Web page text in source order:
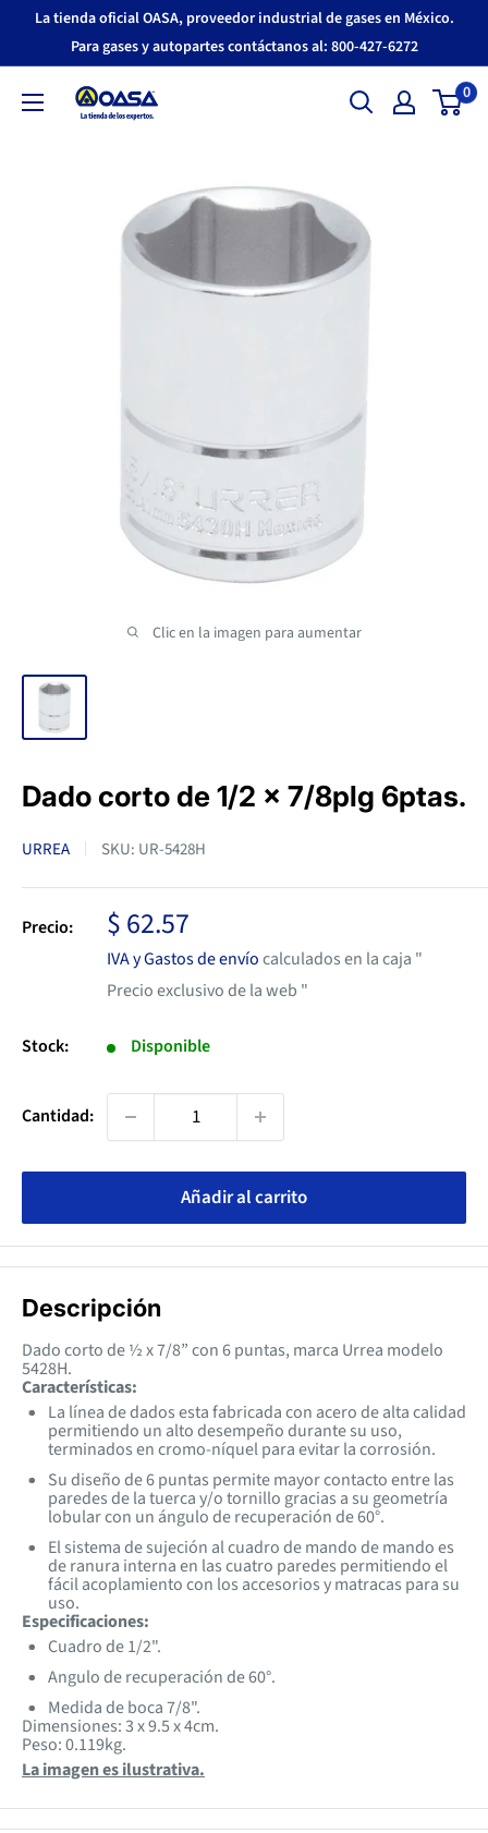
directamente
contenido
La tienda oficial OASA, proveedor industrial de gases en México.
Para gases y autopartes contáctanos al: 800-427-6272
OASA 0
Clic en la imagen para aumentar
Dado corto de 1/2 x 7/8plg 6ptas.
URREA SKU: UR-5428H
Precio: Precio
de
venta
$ 62.57
IVA y Gastos de envíocalculados en la caja "
Precio exclusivo de la web "
Stock: Disponible
Cantidad:
Añadir al carrito
Descripción
Dado corto de ½ x 7/8” con 6 puntas, marca Urrea modelo
5428H.
Características:
La línea de dados esta fabricada con acero de alta calidad
permitiendo un alto desempeño durante su uso,
terminados en cromo-níquel para evitar la corrosión.
Su diseño de 6 puntas permite mayor contacto entre las
paredes de la tuerca y/o tornillo gracias a su geometría
lobular con un ángulo de recuperación de 60°.
El sistema de sujeción al cuadro de mando de mando es
de ranura interna en las cuatro paredes permitiendo el
fácil acoplamiento con los accesorios y matracas para su
uso.
Especificaciones:
Cuadro de 1/2".
Angulo de recuperación de 60°.
Medida de boca 7/8".
Dimensiones: 3 x 9.5 x 4cm.
Peso: 0.119kg.
La imagen es ilustrativa.